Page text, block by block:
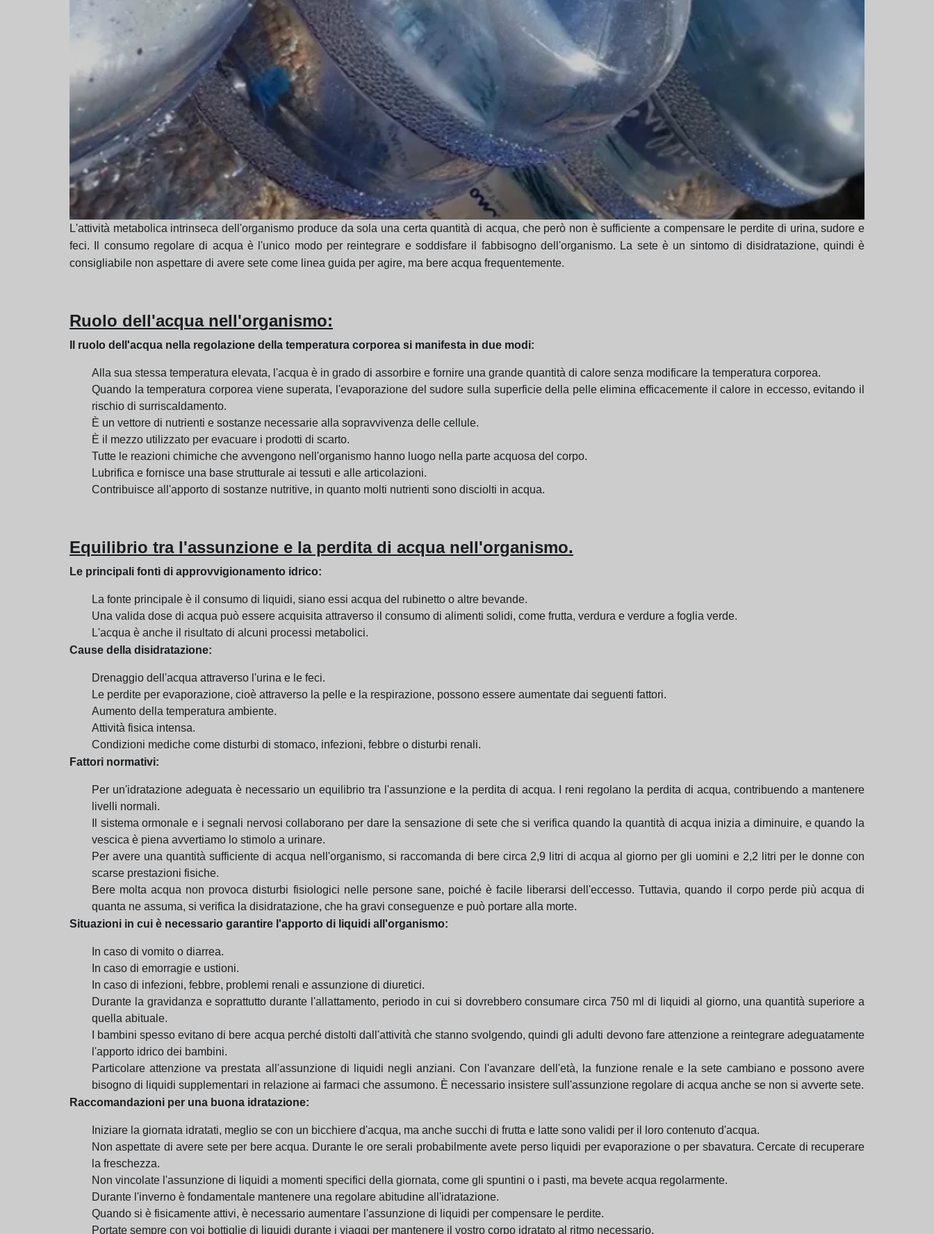
L'attività metabolica intrinseca dell'organismo produce da sola una certa quantità di acqua, che però non è sufficiente a compensare le perdite di urina, sudore e
feci. Il consumo regolare di acqua è l'unico modo per reintegrare e soddisfare il fabbisogno dell'organismo. La sete è un sintomo di disidratazione, quindi è
consigliabile non aspettare di avere sete come linea guida per agire, ma bere acqua frequentemente.
Ruolo dell'acqua nell'organismo:
Il ruolo dell'acqua nella regolazione della temperatura corporea si manifesta in due modi:
Alla sua stessa temperatura elevata, l'acqua è in grado di assorbire e fornire una grande quantità di calore senza modificare la temperatura corporea.
Quando la temperatura corporea viene superata, l'evaporazione del sudore sulla superficie della pelle elimina efficacemente il calore in eccesso, evitando il
rischio di surriscaldamento.
È un vettore di nutrienti e sostanze necessarie alla sopravvivenza delle cellule.
È il mezzo utilizzato per evacuare i prodotti di scarto.
Tutte le reazioni chimiche che avvengono nell'organismo hanno luogo nella parte acquosa del corpo.
Lubrifica e fornisce una base strutturale ai tessuti e alle articolazioni.
Contribuisce all'apporto di sostanze nutritive, in quanto molti nutrienti sono disciolti in acqua.
Equilibrio tra l'assunzione e la perdita di acqua nell'organismo.
Le principali fonti di approvvigionamento idrico:
La fonte principale è il consumo di liquidi, siano essi acqua del rubinetto o altre bevande.
Una valida dose di acqua può essere acquisita attraverso il consumo di alimenti solidi, come frutta, verdura e verdure a foglia verde.
L'acqua è anche il risultato di alcuni processi metabolici.
Cause della disidratazione:
Drenaggio dell'acqua attraverso l'urina e le feci.
Le perdite per evaporazione, cioè attraverso la pelle e la respirazione, possono essere aumentate dai seguenti fattori.
Aumento della temperatura ambiente.
Attività fisica intensa.
Condizioni mediche come disturbi di stomaco, infezioni, febbre o disturbi renali.
Fattori normativi:
Per un'idratazione adeguata è necessario un equilibrio tra l'assunzione e la perdita di acqua. I reni regolano la perdita di acqua, contribuendo a mantenere
livelli normali.
Il sistema ormonale e i segnali nervosi collaborano per dare la sensazione di sete che si verifica quando la quantità di acqua inizia a diminuire, e quando la
vescica è piena avvertiamo lo stimolo a urinare.
Per avere una quantità sufficiente di acqua nell'organismo, si raccomanda di bere circa 2,9 litri di acqua al giorno per gli uomini e 2,2 litri per le donne con
scarse prestazioni fisiche.
Bere molta acqua non provoca disturbi fisiologici nelle persone sane, poiché è facile liberarsi dell'eccesso. Tuttavia, quando il corpo perde più acqua di
quanta ne assuma, si verifica la disidratazione, che ha gravi conseguenze e può portare alla morte.
Situazioni in cui è necessario garantire l'apporto di liquidi all'organismo:
In caso di vomito o diarrea.
In caso di emorragie e ustioni.
In caso di infezioni, febbre, problemi renali e assunzione di diuretici.
Durante la gravidanza e soprattutto durante l'allattamento, periodo in cui si dovrebbero consumare circa 750 ml di liquidi al giorno, una quantità superiore a
quella abituale.
I bambini spesso evitano di bere acqua perché distolti dall'attività che stanno svolgendo, quindi gli adulti devono fare attenzione a reintegrare adeguatamente
l'apporto idrico dei bambini.
Particolare attenzione va prestata all'assunzione di liquidi negli anziani. Con l'avanzare dell'età, la funzione renale e la sete cambiano e possono avere
bisogno di liquidi supplementari in relazione ai farmaci che assumono. È necessario insistere sull'assunzione regolare di acqua anche se non si avverte sete.
Raccomandazioni per una buona idratazione:
Iniziare la giornata idratati, meglio se con un bicchiere d'acqua, ma anche succhi di frutta e latte sono validi per il loro contenuto d'acqua.
Non aspettate di avere sete per bere acqua. Durante le ore serali probabilmente avete perso liquidi per evaporazione o per sbavatura. Cercate di recuperare
la freschezza.
Non vincolate l'assunzione di liquidi a momenti specifici della giornata, come gli spuntini o i pasti, ma bevete acqua regolarmente.
Durante l'inverno è fondamentale mantenere una regolare abitudine all'idratazione.
Quando si è fisicamente attivi, è necessario aumentare l'assunzione di liquidi per compensare le perdite.
Portate sempre con voi bottiglie di liquidi durante i viaggi per mantenere il vostro corpo idratato al ritmo necessario.